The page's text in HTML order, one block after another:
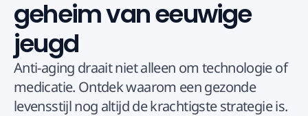
geheim van eeuwige
jeugd
Anti-aging draait niet alleen om technologie of
medicatie. Ontdek waarom een gezonde
levensstijl nog altijd de krachtigste strategie is.